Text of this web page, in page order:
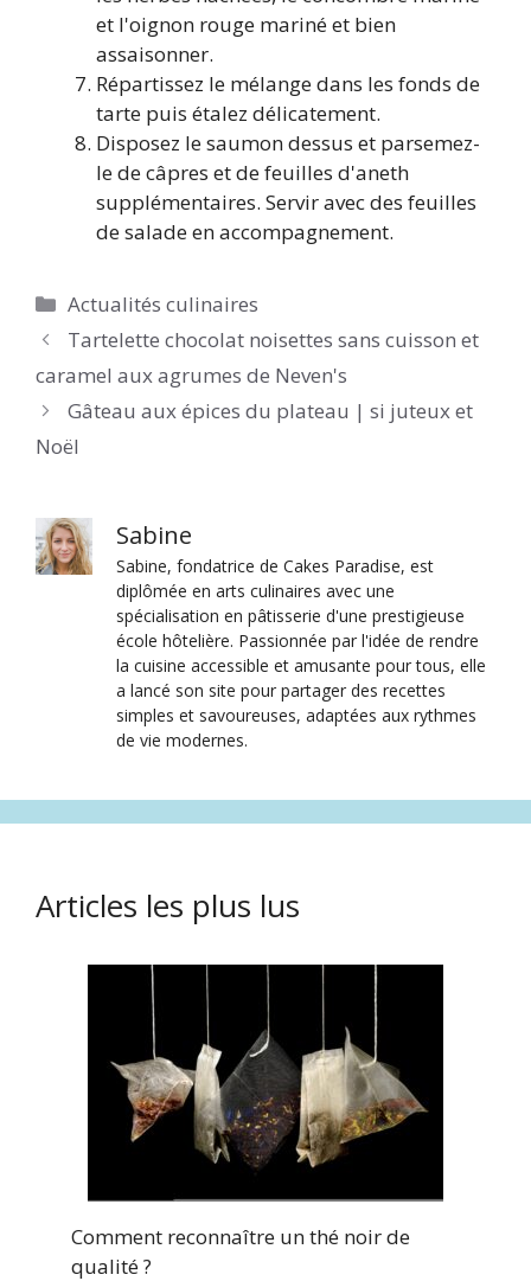
et l'oignon rouge mariné et bien
assaisonner.
Répartissez le mélange dans les fonds de
tarte puis étalez délicatement.
Disposez le saumon dessus et parsemez-
le de câpres et de feuilles d'aneth
supplémentaires. Servir avec des feuilles
de salade en accompagnement.
Catégories
Actualités culinaires
Tartelette chocolat noisettes sans cuisson et
caramel aux agrumes de Neven's
Gâteau aux épices du plateau | si juteux et
Noël
Sabine
Sabine, fondatrice de Cakes Paradise, est
diplômée en arts culinaires avec une
spécialisation en pâtisserie d'une prestigieuse
école hôtelière. Passionnée par l'idée de rendre
la cuisine accessible et amusante pour tous, elle
a lancé son site pour partager des recettes
simples et savoureuses, adaptées aux rythmes
de vie modernes.
Articles les plus lus
Comment reconnaître un thé noir de
qualité ?